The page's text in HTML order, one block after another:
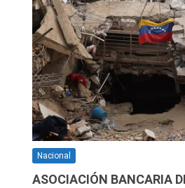
Nacional
ASOCIACIÓN BANCARIA